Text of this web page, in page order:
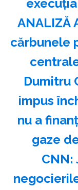
ANALIZĂ
cărbunele
Dumitru
impus
nu a
gaze
CNN: